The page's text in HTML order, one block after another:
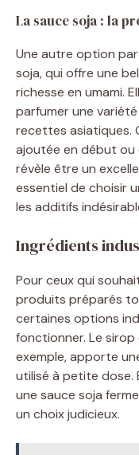
La sauce soja : la
Une autre option
soja, qui offre une
richesse en umami.
parfumer une
recettes asiatiques.
ajoutée en début ou
révèle être un
essentiel de choisir
les additifs
Ingrédients
Pour ceux qui
produits préparés
certaines options
fonctionner. Le
exemple, apporte
utilisé à petite dose.
une sauce soja
un choix judicieux.